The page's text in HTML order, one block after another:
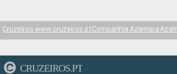
Cruzeiros www.cruzeiros.ptCompanhiaAzamara
CRUZEIROS.PT